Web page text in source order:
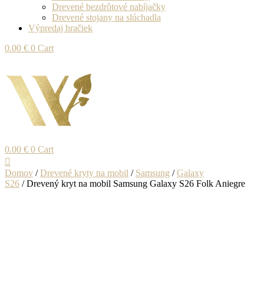
Drevené bezdrôtové nabíjačky
Drevené stojany na slúchadla
Výpredaj hračiek
0.00 € 0 Cart
0.00 € 0 Cart
Domov /Drevené kryty na mobil / Samsung /Galaxy
S26 / Drevený kryt na mobil Samsung Galaxy S26 Folk Aniegre